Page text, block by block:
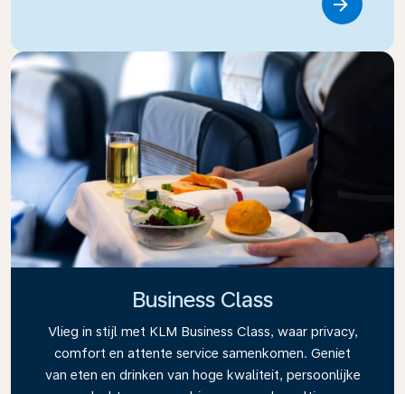
Business Class
Vlieg in stijl met KLM Business Class, waar privacy,
comfort en attente service samenkomen. Geniet
van eten en drinken van hoge kwaliteit, persoonlijke